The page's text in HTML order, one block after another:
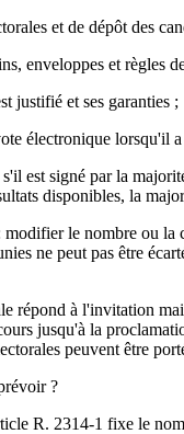
et de dépôt des
enveloppes et règles
justifié et ses garanties ;
électronique lorsqu'il
est signé par la
disponibles, la
le nombre ou la
ne peut pas être
répond à l'invitation
jusqu'à la
peuvent être
?
R. 2314-1 fixe le